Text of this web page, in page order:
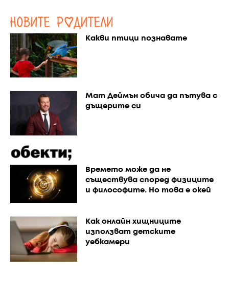
Какви птици познавате
Мат Деймън обича да пътува с
дъщерите си
Времето може да не
съществува според физиците
и философите. Но това е окей
Как онлайн хищниците
използват детските
уебкамери